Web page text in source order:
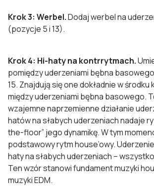
Krok 3: Werbel.Dodaj werbel na
(pozycje 5 i 13).
Krok 4: Hi-haty na kontrrytmach.
pomiędzy uderzeniami bębna
15. Znajdują się one dokładnie w
między uderzeniami bębna basowego.
wzajemne naprzemienne działanie
hatów na słabych uderzeniach nadaje
the-floor” jego dynamikę. W tym
podstawowy rytm house’owy.
haty na słabych uderzeniach –
Ten wzór stanowi fundament muzyki
muzyki EDM.